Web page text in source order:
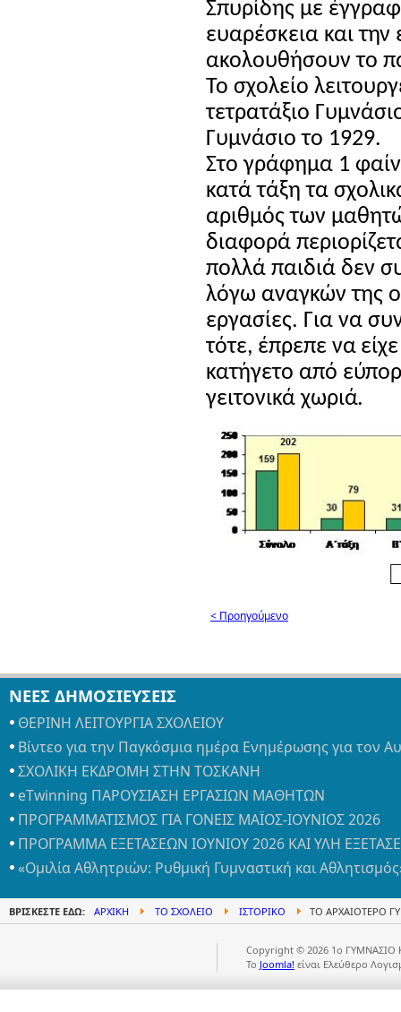
Σπυρίδης με
ευαρέσκεια και την
ακολουθήσουν το
Το σχολείο
τετρατάξιο
Γυμνάσιο το 1929.
Στο γράφημα 1
κατά τάξη τα
αριθμός των
διαφορά
πολλά παιδιά δεν
λόγω αναγκών της
εργασίες. Για να
τότε, έπρεπε να
κατήγετο από
γειτονικά χωριά.
< Προηγούμενο
ΝΕΕΣ ΔΗΜΟΣΙΕΥΣΕΙΣ
ΘΕΡΙΝΗ ΛΕΙΤΟΥΡΓΙΑ ΣΧΟΛΕΙΟΥ
Βίντεο για την Παγκόσμια ημέρα Ενημέρωσης για τον
ΣΧΟΛΙΚΗ ΕΚΔΡΟΜΗ ΣΤΗΝ ΤΟΣΚΑΝΗ
eTwinning ΠΑΡΟΥΣΙΑΣΗ ΕΡΓΑΣΙΩΝ ΜΑΘΗΤΩΝ
ΠΡΟΓΡΑΜΜΑΤΙΣΜΟΣ ΓΙΑ ΓΟΝΕΙΣ ΜΑΪΟΣ-ΙΟΥΝΙΟΣ 2026
ΠΡΟΓΡΑΜΜΑ ΕΞΕΤΑΣΕΩΝ ΙΟΥΝΙΟΥ 2026 ΚΑΙ ΥΛΗ
«Ομιλία Αθλητριών: Ρυθμική Γυμναστική και
ΒΡΊΣΚΕΣΤΕ ΕΔΏ: ΑΡΧΙΚΉ ΤΟ ΣΧΟΛΕΊΟ ΙΣΤΟΡΙΚΌ ΤΟ ΑΡΧΑΙΌΤΕΡΟ
Copyright © 2026 1ο ΓΥΜΝΑΣΙΟ
Το Joomla! είναι Ελεύθερο